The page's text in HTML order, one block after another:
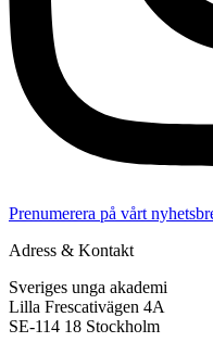
Prenumerera på vårt
Adress & Kontakt
Sveriges unga akademi
Lilla Frescativägen 4A
SE-114 18 Stockholm